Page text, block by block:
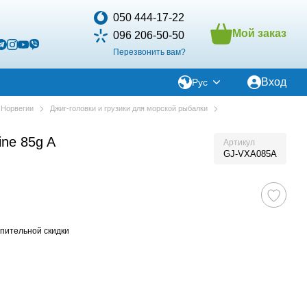
050 444-17-22
096 206-50-50
Перезвонить вам?
Мой заказ
Рус Вход
Джиг-головки и грузики для морской рыбалки
85g A Артикул
GJ-VXA085A
скидки